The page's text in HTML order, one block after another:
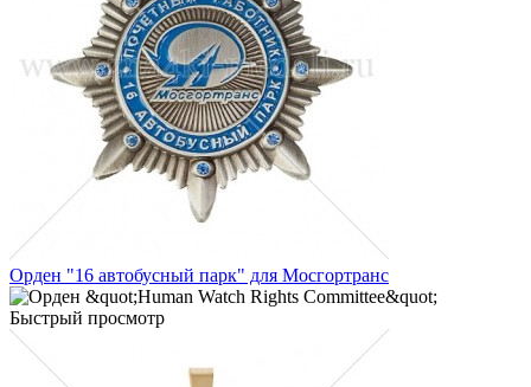
Орден "16 автобусный парк" для Мосгортранс
Быстрый просмотр